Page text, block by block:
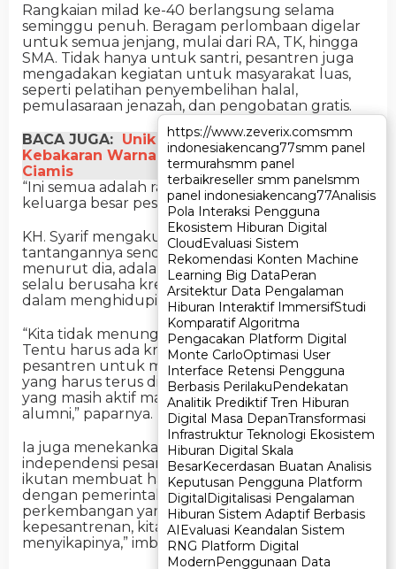
https://www.zeverix.comsmm
indonesiakencang77smm panel
termurahsmm panel
terbaikreseller smm panelsmm
panel indonesiakencang77Analisis
Pola Interaksi Pengguna
Ekosistem Hiburan Digital
CloudEvaluasi Sistem
Rekomendasi Konten Machine
Learning Big DataPeran
Arsitektur Data Pengalaman
Hiburan Interaktif ImmersifStudi
Komparatif Algoritma
Pengacakan Platform Digital
Monte CarloOptimasi User
Interface Retensi Pengguna
Berbasis PerilakuPendekatan
Analitik Prediktif Tren Hiburan
Digital Masa DepanTransformasi
Infrastruktur Teknologi Ekosistem
Hiburan Digital Skala
BesarKecerdasan Buatan Analisis
Keputusan Pengguna Platform
DigitalDigitalisasi Pengalaman
Hiburan Sistem Adaptif Berbasis
AIEvaluasi Keandalan Sistem
RNG Platform Digital
ModernPenggunaan Data
https://www.zeverix.comsmm
indonesiakencang77smm panel
termurahsmm panel
terbaikreseller smm panelsmm
panel indonesiakencang77Analisis
Pola Interaksi Pengguna
Ekosistem Hiburan Digital
CloudEvaluasi Sistem
Rekomendasi Konten Machine
Learning Big DataPeran
Arsitektur Data Pengalaman
Hiburan Interaktif ImmersifStudi
Komparatif Algoritma
Pengacakan Platform Digital
Monte CarloOptimasi User
Interface Retensi Pengguna
Berbasis PerilakuPendekatan
Analitik Prediktif Tren Hiburan
Digital Masa DepanTransformasi
Infrastruktur Teknologi Ekosistem
Hiburan Digital Skala
BesarKecerdasan Buatan Analisis
Keputusan Pengguna Platform
DigitalDigitalisasi Pengalaman
Hiburan Sistem Adaptif Berbasis
AIEvaluasi Keandalan Sistem
RNG Platform Digital
ModernPenggunaan Data
Rangkaian milad ke-40 berlangsung selama
seminggu penuh. Beragam perlombaan digelar
untuk semua jenjang, mulai dari RA, TK, hingga
SMA. Tidak hanya untuk santri, pesantren juga
mengadakan kegiatan untuk masyarakat luas,
seperti pelatihan penyembelihan halal,
pemulasaraan jenazah, dan pengobatan gratis.
BACA JUGA: Unik dan Edukatif, Pemadam
Kebakaran Warnai Pelepasan Siswa SMPN 5
Ciamis
“Ini semua adalah rakarya rasa dari alumni dan
keluarga besar pesantren,” jelasnya.
KH. Syarif mengakui bahwa setiap zaman memiliki
tantangannya sendiri. Kunci menghadapinya,
menurut dia, adalah dengan tidak mengalah dan
selalu berusaha kreatif serta inovatif, khususnya
dalam menghidupi pembiayaan pesantren.
“Kita tidak menunggu bantuan dari pemerintah.
Tentu harus ada kreativitas dan inovasi dari
pesantren untuk menghidupkan pembiayaan,
yang harus terus dirintis, terutama untuk santri
yang masih aktif maupun yang telah menjadi
alumni,” paparnya.
Ia juga menekankan pentingnya menjaga
independensi pesantren. Pesantren tidak ikut-
ikutan membuat hal yang tidak sesuai, baik
dengan pemerintah atau masyarakat. Jika ada
perkembangan yang bertabrakan dengan nilai
kepesantrenan, kita harus lebih arif dan bijaksana
menyikapinya,” imbuhnya.